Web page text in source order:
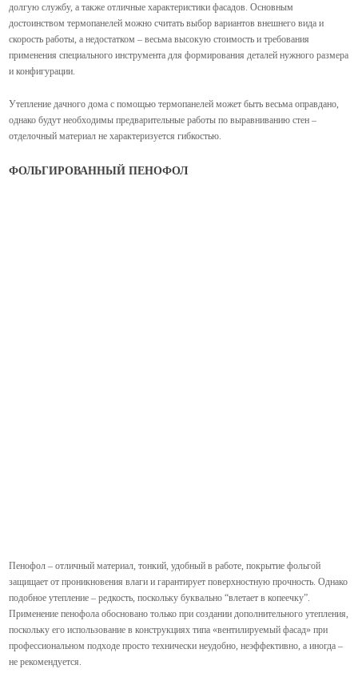
долгую службу, а также отличные характеристики фасадов. Основным
достоинством термопанелей можно считать выбор вариантов внешнего вида и
скорость работы, а недостатком – весьма высокую стоимость и требования
применения специального инструмента для формирования деталей нужного размера
и конфигурации.
Утепление дачного дома с помощью термопанелей может быть весьма оправдано,
однако будут необходимы предварительные работы по выравниванию стен –
отделочный материал не характеризуется гибкостью.
ФОЛЬГИРОВАННЫЙ ПЕНОФОЛ
Пенофол – отличный материал, тонкий, удобный в работе, покрытие фольгой
защищает от проникновения влаги и гарантирует поверхностную прочность. Однако
подобное утепление – редкость, поскольку буквально “влетает в копеечку”.
Применение пенофола обосновано только при создании дополнительного утепления,
поскольку его использование в конструкциях типа «вентилируемый фасад» при
профессиональном подходе просто технически неудобно, неэффективно, а иногда –
не рекомендуется.